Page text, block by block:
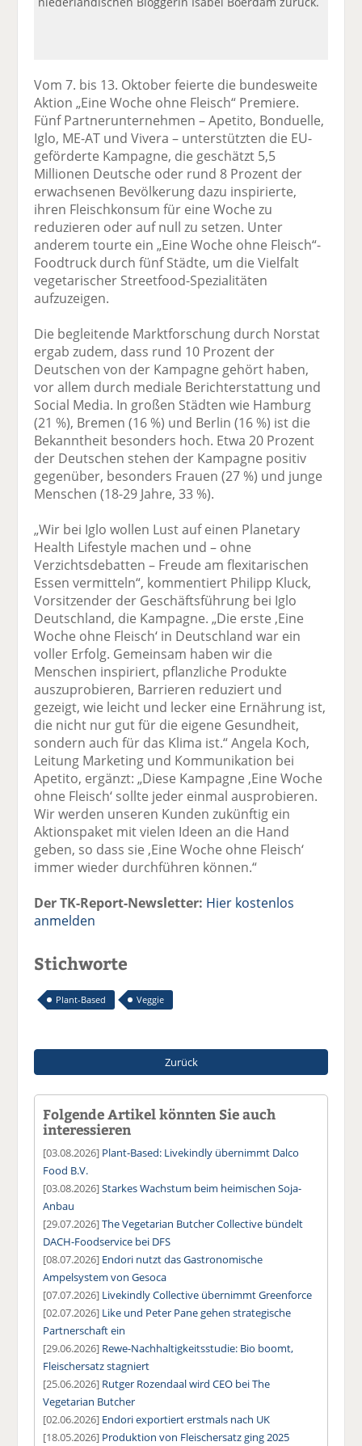
Vom 7. bis 13. Oktober feierte die bundesweite
Aktion „Eine Woche ohne Fleisch“ Premiere.
Fünf Partnerunternehmen – Apetito, Bonduelle,
Iglo, ME-AT und Vivera – unterstützten die EU-
geförderte Kampagne, die geschätzt 5,5
Millionen Deutsche oder rund 8 Prozent der
erwachsenen Bevölkerung dazu inspirierte,
ihren Fleischkonsum für eine Woche zu
reduzieren oder auf null zu setzen. Unter
anderem tourte ein „Eine Woche ohne Fleisch“-
Foodtruck durch fünf Städte, um die Vielfalt
vegetarischer Streetfood-Spezialitäten
aufzuzeigen.
Die begleitende Marktforschung durch Norstat
ergab zudem, dass rund 10 Prozent der
Deutschen von der Kampagne gehört haben,
vor allem durch mediale Berichterstattung und
Social Media. In großen Städten wie Hamburg
(21 %), Bremen (16 %) und Berlin (16 %) ist die
Bekanntheit besonders hoch. Etwa 20 Prozent
der Deutschen stehen der Kampagne positiv
gegenüber, besonders Frauen (27 %) und junge
Menschen (18-29 Jahre, 33 %).
„Wir bei Iglo wollen Lust auf einen Planetary
Health Lifestyle machen und – ohne
Verzichtsdebatten – Freude am flexitarischen
Essen vermitteln“, kommentiert Philipp Kluck,
Vorsitzender der Geschäftsführung bei Iglo
Deutschland, die Kampagne. „Die erste ‚Eine
Woche ohne Fleisch‘ in Deutschland war ein
voller Erfolg. Gemeinsam haben wir die
Menschen inspiriert, pflanzliche Produkte
auszuprobieren, Barrieren reduziert und
gezeigt, wie leicht und lecker eine Ernährung ist,
die nicht nur gut für die eigene Gesundheit,
sondern auch für das Klima ist.“ Angela Koch,
Leitung Marketing und Kommunikation bei
Apetito, ergänzt: „Diese Kampagne ‚Eine Woche
ohne Fleisch‘ sollte jeder einmal ausprobieren.
Wir werden unseren Kunden zukünftig ein
Aktionspaket mit vielen Ideen an die Hand
geben, so dass sie ‚Eine Woche ohne Fleisch‘
immer wieder durchführen können.“
Der TK-Report-Newsletter: Hier kostenlos
anmelden
Stichworte
Plant-Based Veggie
Zurück
Folgende Artikel könnten Sie auch
interessieren
[03.08.2026] Plant-Based: Livekindly übernimmt Dalco
Food B.V.
[03.08.2026]Starkes Wachstum beim heimischen Soja-
Anbau
[29.07.2026]The Vegetarian Butcher Collective bündelt
DACH-Foodservice bei DFS
[08.07.2026] Endori nutzt das Gastronomische
Ampelsystem von Gesoca
[07.07.2026] Livekindly Collective übernimmt Greenforce
[02.07.2026] Like und Peter Pane gehen strategische
Partnerschaft ein
[29.06.2026] Rewe-Nachhaltigkeitsstudie: Bio boomt,
Fleischersatz stagniert
[25.06.2026] Rutger Rozendaal wird CEO bei The
Vegetarian Butcher
[02.06.2026] Endori exportiert erstmals nach UK
[18.05.2026] Produktion von Fleischersatz ging 2025